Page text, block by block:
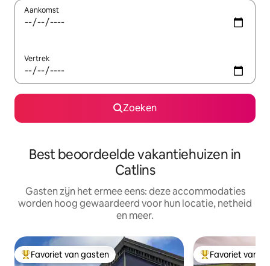
Aankomst
Vertrek
Zoeken
Best beoordeelde vakantiehuizen in
Catlins
Gasten zijn het ermee eens: deze accommodaties
worden hoog gewaardeerd voor hun locatie, netheid
en meer.
Topfavoriet van gasten
Favoriet van gasten Topfavoriet van
Favoriet van